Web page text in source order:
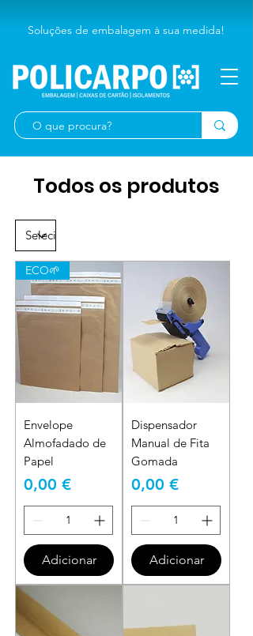
Soluções de embalagem à sua medida!
Todos os produtos
ECO🌱
Envelope
Almofadado de
Papel
Preço
0,00 €
Adicionar
Dispensador
Manual de Fita
Gomada
Preço
0,00 €
Adicionar